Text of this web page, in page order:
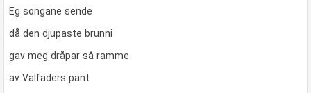
Eg songane sende
då den djupaste brunni
gav meg dråpar så ramme
av Valfaders pant